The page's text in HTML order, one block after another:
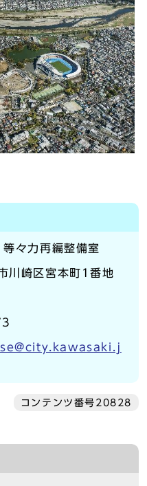
々力再編整備室
崎区宮本町1番地
コンテンツ番号20828